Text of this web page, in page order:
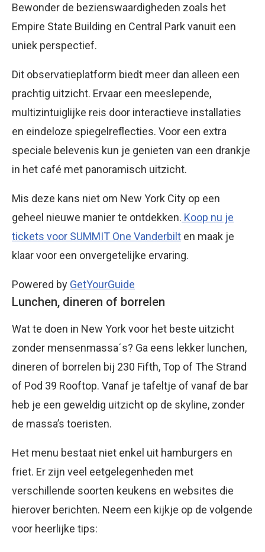
Bewonder de bezienswaardigheden zoals het
Empire State Building en Central Park vanuit een
uniek perspectief.
Dit observatieplatform biedt meer dan alleen een
prachtig uitzicht. Ervaar een meeslepende,
multizintuiglijke reis door interactieve installaties
en eindeloze spiegelreflecties. Voor een extra
speciale belevenis kun je genieten van een drankje
in het café met panoramisch uitzicht.
Mis deze kans niet om New York City op een
geheel nieuwe manier te ontdekken. Koop nu je
tickets voor SUMMIT One Vanderbilt en maak je
klaar voor een onvergetelijke ervaring.
Powered by GetYourGuide
Lunchen, dineren of borrelen
Wat te doen in New York voor het beste uitzicht
zonder mensenmassa´s? Ga eens lekker lunchen,
dineren of borrelen bij 230 Fifth, Top of The Strand
of Pod 39 Rooftop. Vanaf je tafeltje of vanaf de bar
heb je een geweldig uitzicht op de skyline, zonder
de massa’s toeristen.
Het menu bestaat niet enkel uit hamburgers en
friet. Er zijn veel eetgelegenheden met
verschillende soorten keukens en websites die
hierover berichten. Neem een kijkje op de volgende
voor heerlijke tips: